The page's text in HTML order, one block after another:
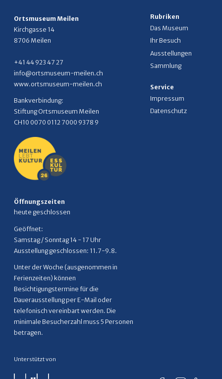
Ortsmuseum Meilen
Kirchgasse 14
8706 Meilen
+41 44 923 47 27
info@ortsmuseum-meilen.ch
www.ortsmuseum-meilen.ch
Bankverbindung:
Stiftung Ortsmuseum Meilen
CH10 0070 0112 7000 9378 9
Öffnungszeiten
heute geschlossen
Geöffnet:
Samstag / Sonntag 14 - 17 Uhr
Ausstellung geschlossen: 11.7-9.8.
Unter der Woche (ausgenommen in
Ferienzeiten) können
Besichtigungstermine für die
Dauerausstellung per E-Mail oder
telefonisch vereinbart werden. Die
minimale Besucherzahl muss 5 Personen
betragen.
Rubriken
Das Museum
Ihr Besuch
Ausstellungen
Sammlung
Service
Impressum
Datenschutz
Unterstützt von